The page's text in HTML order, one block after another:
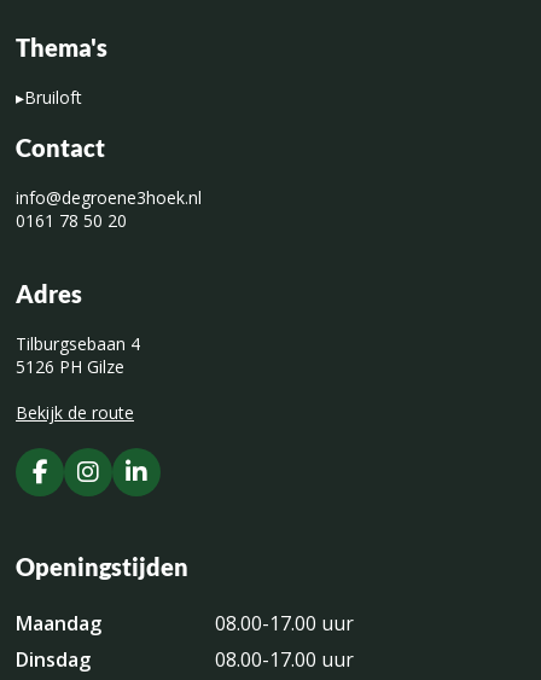
Thema's
▸Bruiloft
Contact
info@degroene3hoek.nl
0161 78 50 20
Adres
Tilburgsebaan 4
5126 PH Gilze
Bekijk de route
Openingstijden
Maandag
08.00-17.00 uur
Dinsdag
08.00-17.00 uur